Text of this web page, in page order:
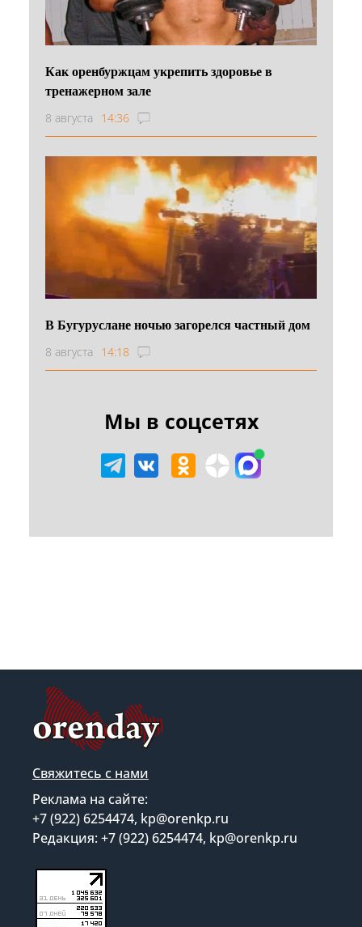
Как оренбуржцам укрепить здоровье в
тренажерном зале
8 августа 14:36
В Бугуруслане ночью загорелся частный дом
8 августа 14:18
Мы в соцсетях
Свяжитесь с нами
Реклама на сайте:
+7 (922) 6254474, kp@orenkp.ru
Редакция: +7 (922) 6254474, kp@orenkp.ru